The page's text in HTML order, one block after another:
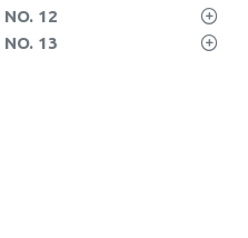
NO. 12
NO. 13